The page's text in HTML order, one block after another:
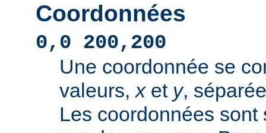
Coordonnées
0,0 200,200
Une coordonnée se
valeurs,xet y,
Les coordonnées